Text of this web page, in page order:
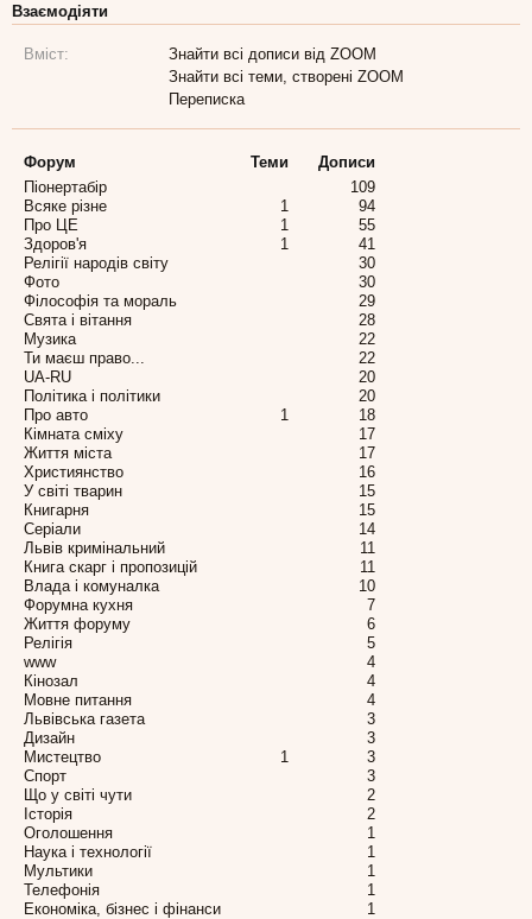
Взаємодіяти
Вміст:
Знайти всі дописи від ZOOM
Знайти всі теми, створені ZOOM
Переписка
Форум Теми
Дописи
Піонертабір
109
Всяке різне
1
94
Про ЦЕ
1
55
Здоров'я
1
41
Релігії народів світу
30
Фото
30
Філософія та мораль
29
Свята і вітання
28
Музика
22
Ти маєш право...
22
UA-RU
20
Політика і політики
20
Про авто
1
18
Кімната сміху
17
Життя міста
17
Християнство
16
У світі тварин
15
Книгарня
15
Серіали
14
Львів кримінальний
11
Книга скарг і пропозицій
11
Влада і комуналка
10
Форумна кухня
7
Життя форуму
6
Релігія
5
www
4
Кінозал
4
Мовне питання
4
Львівська газета
3
Дизайн
3
Мистецтво
1
3
Спорт
3
Що у світі чути
2
Історія
2
Оголошення
1
Наука і технології
1
Мультики
1
Телефонія
1
Економіка, бізнес і фінанси
1